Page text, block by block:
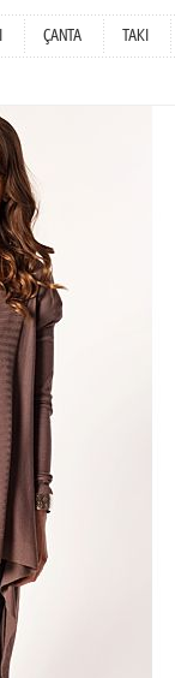
ÇANTA TAKI